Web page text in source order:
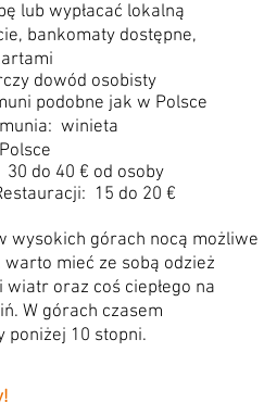
lub wypłacać lokalną
bankomaty dostępne,
dowód osobisty
podobne jak w Polsce
winieta
30 do 40 € od osoby
15 do 20 €
wysokich górach nocą możliwe
mieć ze sobą odzież
oraz coś ciepłego na
W górach czasem
poniżej 10 stopni.